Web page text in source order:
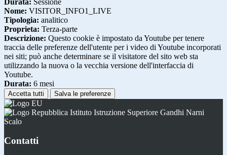
Nome: VISITOR_INFO1_LIVE
Tipologia: analitico
Proprieta: Terza-parte
Descrizione: Questo cookie è impostato da Youtube per tenere
traccia delle preferenze dell'utente per i video di Youtube incorporati
nei siti; può anche determinare se il visitatore del sito web sta
utilizzando la nuova o la vecchia versione dell'interfaccia di
Youtube.
Durata: 6 mesi
Accetta tutti Salva le preferenze
Istituto Istruzione Superiore Gandhi Narni
Scalo
Contatti